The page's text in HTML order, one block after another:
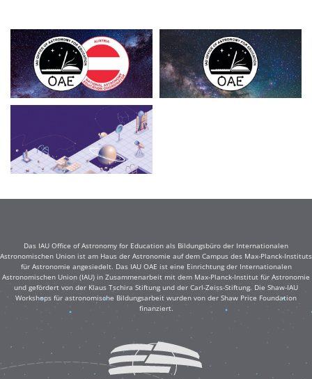
Das IAU Office of Astronomy for Education als Bildungsbüro der Internationalen
Astronomischen Union ist am Haus der Astronomie auf dem Campus des Max-Planck-Instituts
für Astronomie angesiedelt. Das IAU OAE ist eine Einrichtung der Internationalen
Astronomischen Union (IAU) in Zusammenarbeit mit dem Max-Planck-Institut für Astronomie
und gefördert von der Klaus Tschira Stiftung und der Carl-Zeiss-Stiftung. Die Shaw-IAU
Workshops für astronomische Bildungsarbeit wurden von der Shaw Price Foundation
finanziert.